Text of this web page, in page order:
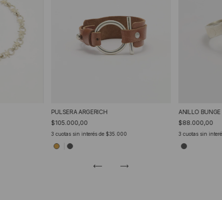
PULSERA ARGERICH
$105.000,00
3 cuotas sin interés de $35.000
ANILLO BUNGE
$88.000,00
3cuotas sin